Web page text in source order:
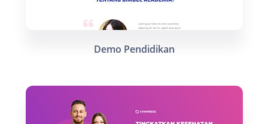
Demo Pendidikan